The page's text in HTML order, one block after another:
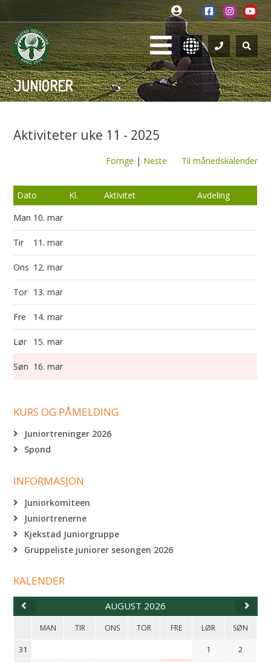
JUNIORER
Aktiviteter uke 11 - 2025
Forrige | Neste Til månedskalender
Dato Kl. Aktivitet
Avdeling
Man 10. mar
Tir 11. mar
Ons 12. mar
Tor 13. mar
Fre 14. mar
Lør 15. mar
Søn 16. mar
KURS OG PÅMELDING
Juniortreninger 2026
Spond
INFORMASJON
Juniorkomiteen
Juniortrenerne
Kjekstad Juniorgruppe
Gruppeliste juniorer sesongen 2026
KALENDER
AUGUST 2026
MAN TIR ONS TOR FRE LØR SØN
31 1
2